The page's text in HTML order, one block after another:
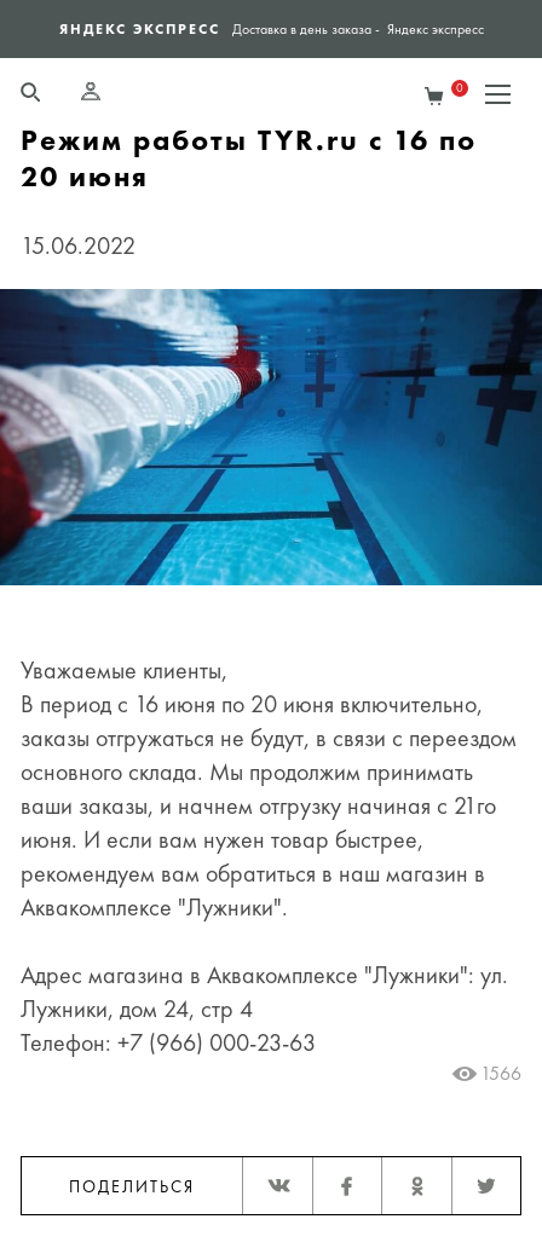
ЯНДЕКС ЭКСПРЕСС Доставка в день заказа - Яндекс экспресс
0
Режим работы TYR.ru с 16 по
20 июня
15.06.2022
Уважаемые клиенты,
В период с 16 июня по 20 июня включительно,
заказы отгружаться не будут, в связи с переездом
основного склада. Мы продолжим принимать
ваши заказы, и начнем отгрузку начиная с 21го
июня. И если вам нужен товар быстрее,
рекомендуем вам обратиться в наш магазин в
Аквакомплексе "Лужники".
Адрес магазина в Аквакомплексе "Лужники": ул.
Лужники, дом 24, стр 4
Телефон: +7 (966) 000-23-63
1566
ПОДЕЛИТЬСЯ